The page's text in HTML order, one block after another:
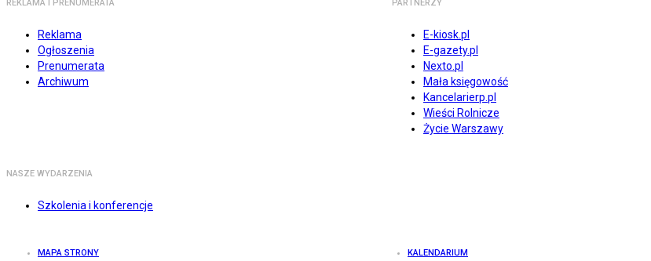
REKLAMA I PRENUMERATA
Reklama
Ogłoszenia
Prenumerata
Archiwum
PARTNERZY
E-kiosk.pl
E-gazety.pl
Nexto.pl
Mała księgowość
Kancelarierp.pl
Wieści Rolnicze
Życie Warszawy
NASZE WYDARZENIA
Szkolenia i konferencje
MAPA STRONY KALENDARIUM